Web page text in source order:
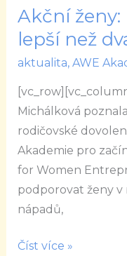
Akční ženy:
lepší než
aktualita, AWE
Michálková
rodičovské
Akademie pro
for Women
podporovat ženy v
nápadů,
Akční
ženy:
Kdy
že
tři
je
lepší
než
dva?
Číst více »